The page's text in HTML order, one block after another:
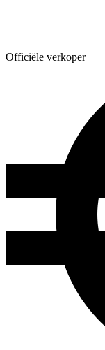
Officiële verkoper